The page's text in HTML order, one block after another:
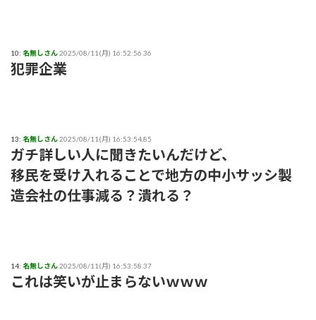
10: 名無しさん2025/08/11(月) 16:52:56.36
犯罪企業
13: 名無しさん2025/08/11(月) 16:53:54.85
ガチ詳しい人に聞きたいんだけど、
移民を受け入れることで地方の中小サッシ製
造会社の仕事減る？潰れる？
14: 名無しさん2025/08/11(月) 16:53:58.37
これは笑いが止まらないｗｗｗ